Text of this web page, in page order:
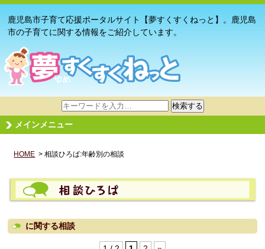
鹿児島市子育て応援ポータルサイト【夢すくすくねっと】。鹿児島
市の子育てに関する情報をご紹介しています。
サ
イ
ト
検
検索する
メインメニュー
HOME > 相談ひろば:年齢別の相談
に関する相談